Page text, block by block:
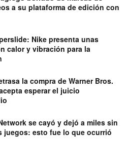
a su plataforma de edición con
Nike presenta unas
calor y vibración para la
la compra de Warner Bros.
esperar el juicio
se cayó y dejó a miles sin
juegos: esto fue lo que ocurrió